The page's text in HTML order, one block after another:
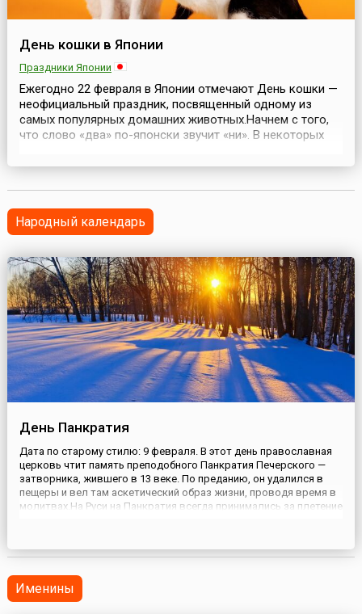
День кошки в Японии
Праздники Японии
Ежегодно 22 февраля в Японии отмечают День кошки —
неофициальный праздник, посвященный одному из
самых популярных домашних животных.Начнем с того,
что слово «два» по-японски звучит «ни». В некоторых
учреждения неформального Дня кошки, «два» может
ня...
Народный календарь
День Панкратия
Дата по старому стилю: 9 февраля. В этот день православная
церковь чтит память преподобного Панкратия Печерского —
затворника, жившего в 13 веке. По преданию, он удалился в
пещеры и вел там аскетический образ жизни, проводя время в
молитвах.На Руси на Панкратия всегда принимались за плетение
Именины